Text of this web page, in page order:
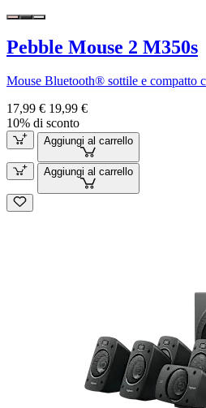
Pebble Mouse 2 M350s
Mouse Bluetooth® sottile e compatto
17,99 € 19,99 €
10% di sconto
Aggiungi al carrello
Aggiungi al carrello